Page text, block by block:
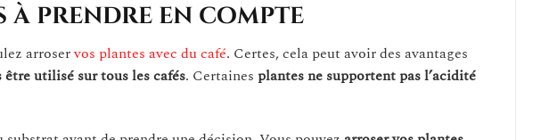
prendre en compte
arroservos plantes avec du café. Certes, cela peut avoir des avantages
être utilisé sur tous les cafés. Certaines plantes ne supportent pas l’acidité